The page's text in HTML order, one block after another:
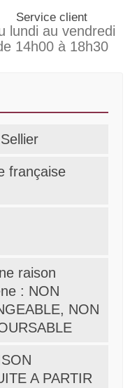
Service client
lundi au vendredi
14h00 à 18h30
française
raison
: NON
NON
A PARTIR